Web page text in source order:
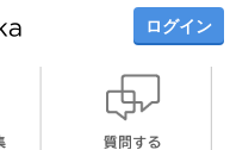
ログイン